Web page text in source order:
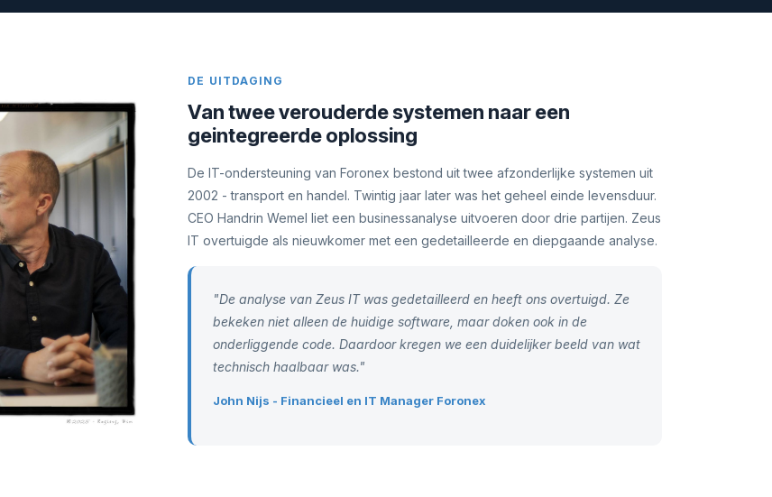
DE UITDAGING
Van twee verouderde systemen naar een
geintegreerde oplossing
De IT-ondersteuning van Foronex bestond uit twee afzonderlijke systemen uit
2002 - transport en handel. Twintig jaar later was het geheel einde levensduur.
CEO Handrin Wemel liet een businessanalyse uitvoeren door drie partijen. Zeus
IT overtuigde als nieuwkomer met een gedetailleerde en diepgaande analyse.
"De analyse van Zeus IT was gedetailleerd en heeft ons overtuigd. Ze
bekeken niet alleen de huidige software, maar doken ook in de
onderliggende code. Daardoor kregen we een duidelijker beeld van wat
technisch haalbaar was."
John Nijs - Financieel en IT Manager Foronex